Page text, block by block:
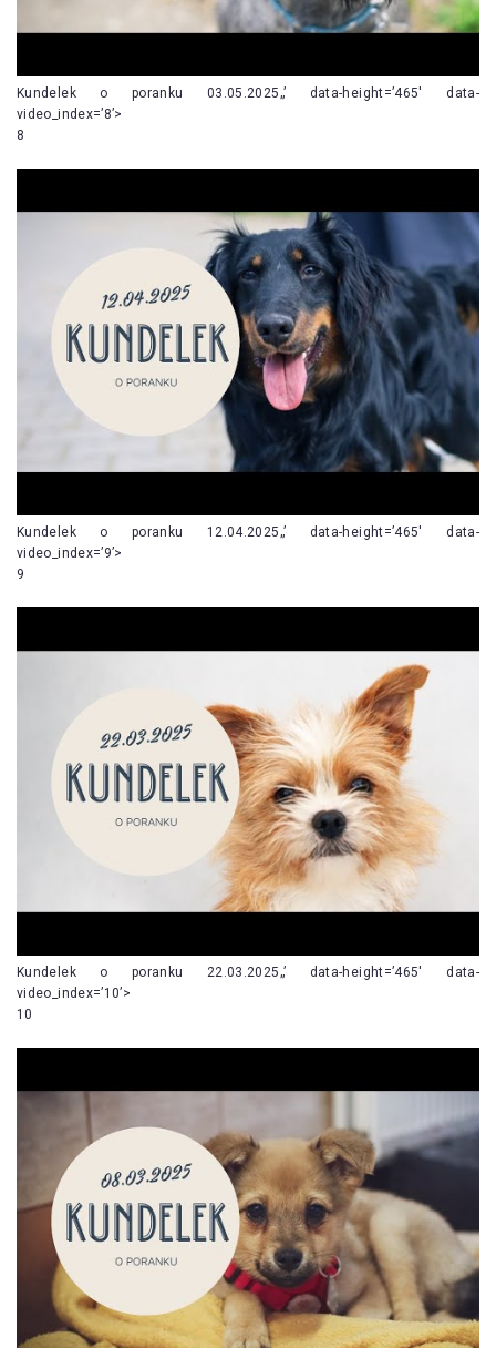
Kundelek o poranku 03.05.2025„’ data-height=’465′ data-
video_index=’8’>
8
Kundelek o poranku 12.04.2025„’ data-height=’465′ data-
video_index=’9’>
9
Kundelek o poranku 22.03.2025„’ data-height=’465′ data-
video_index=’10’>
10